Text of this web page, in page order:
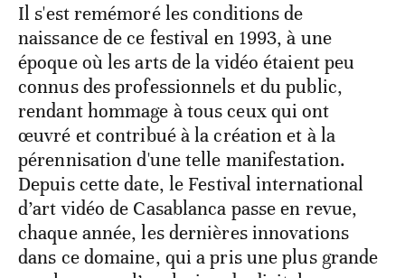
Il s'est remémoré les conditions de
naissance de ce festival en 1993, à une
époque où les arts de la vidéo étaient peu
connus des professionnels et du public,
rendant hommage à tous ceux qui ont
œuvré et contribué à la création et à la
pérennisation d'une telle manifestation.
Depuis cette date, le Festival international
d’art vidéo de Casablanca passe en revue,
chaque année, les dernières innovations
dans ce domaine, qui a pris une plus grande